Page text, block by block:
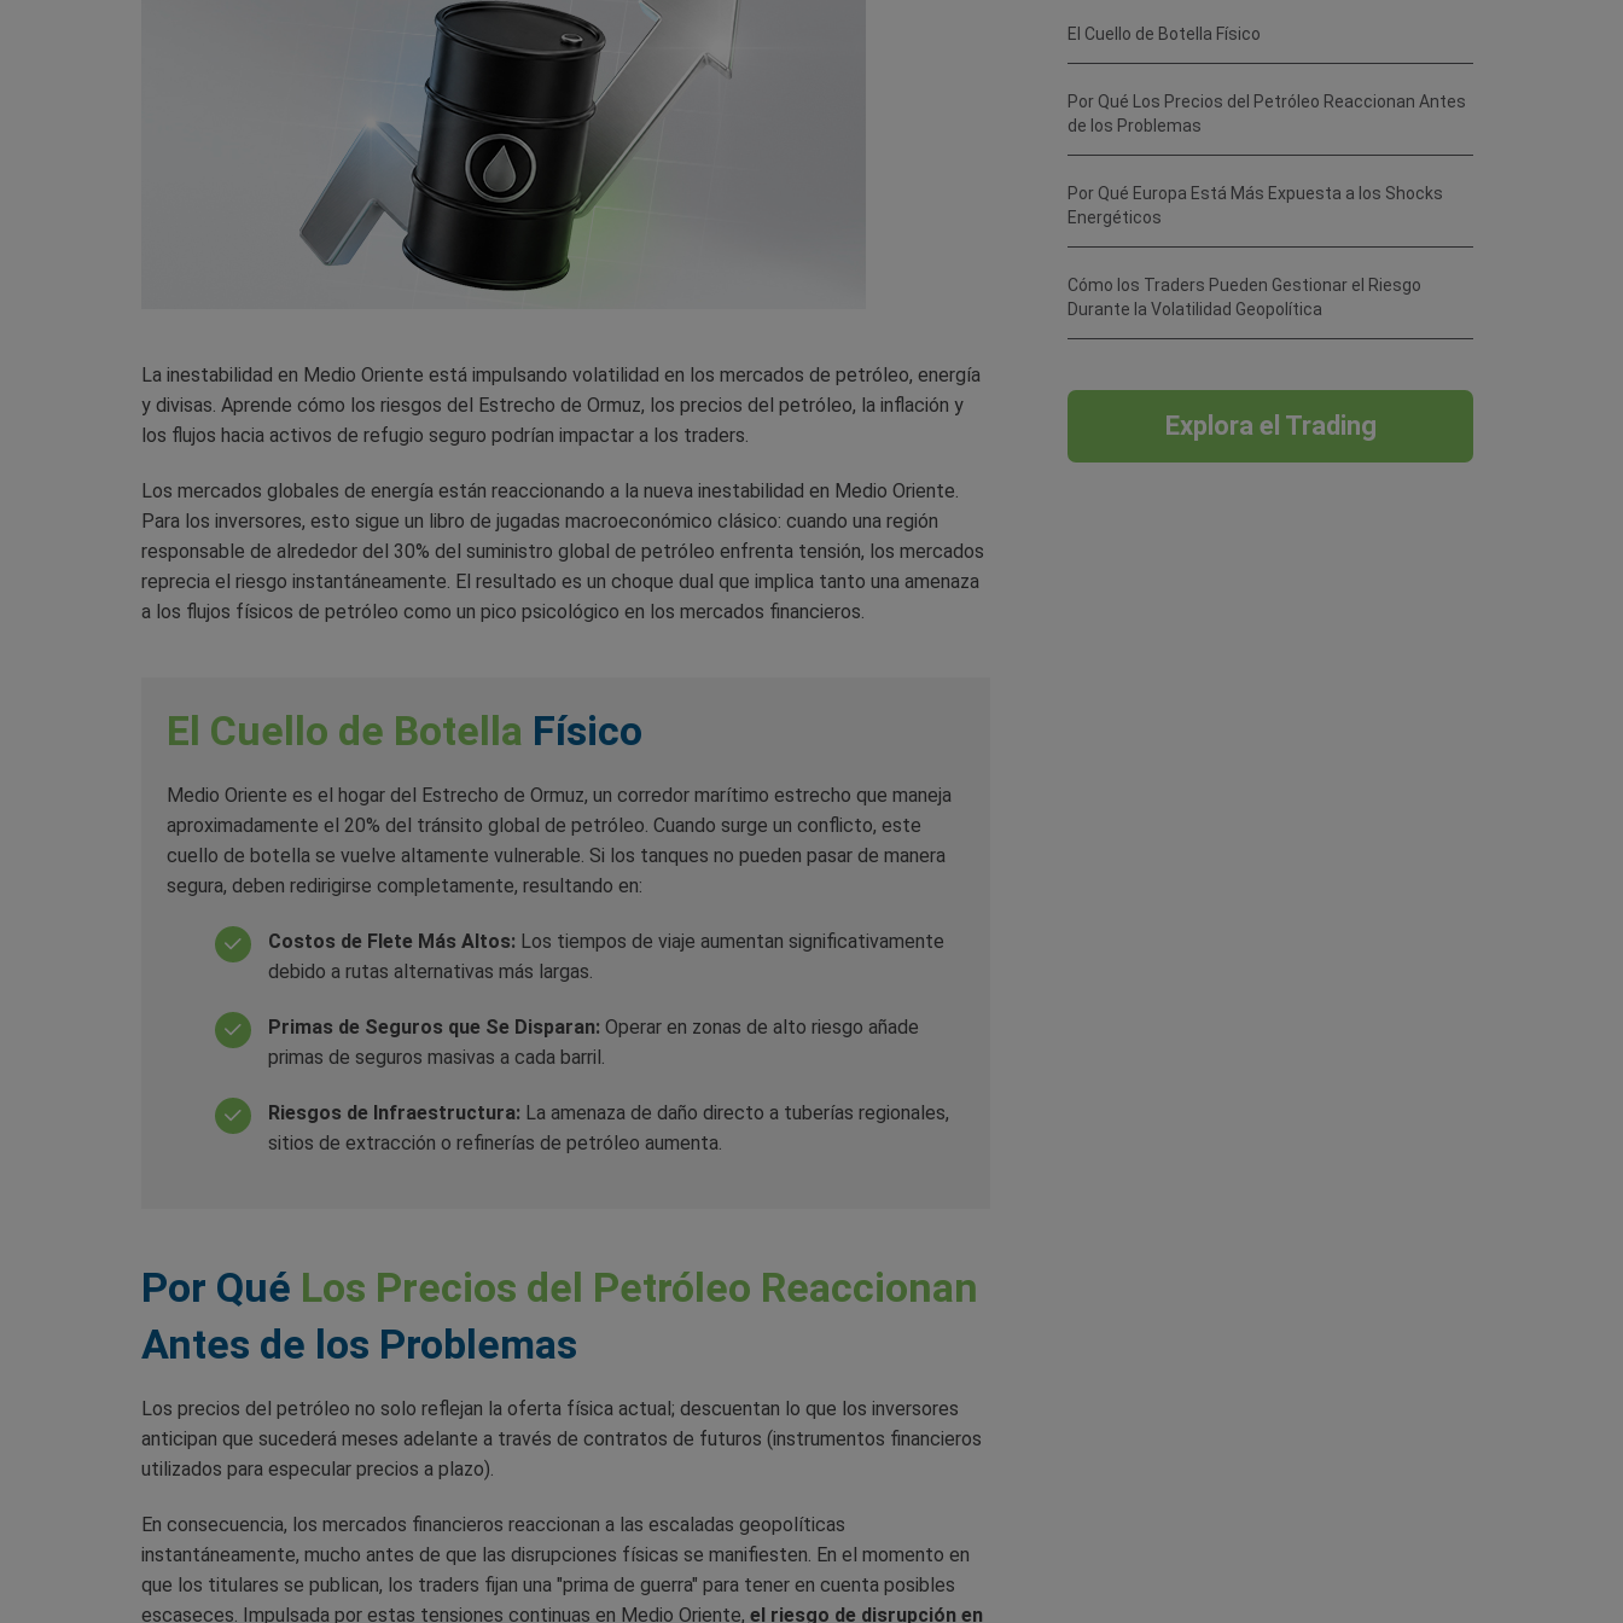
La inestabilidad en Medio Oriente está impulsando volatilidad en los mercados de petróleo, energía
y divisas. Aprende cómo los riesgos del Estrecho de Ormuz, los precios del petróleo, la inflación y
los flujos hacia activos de refugio seguro podrían impactar a los traders.
Los mercados globales de energía están reaccionando a la nueva inestabilidad en Medio Oriente.
Para los inversores, esto sigue un libro de jugadas macroeconómico clásico: cuando una región
responsable de alrededor del 30% del suministro global de petróleo enfrenta tensión, los mercados
reprecia el riesgo instantáneamente. El resultado es un choque dual que implica tanto una amenaza
a los flujos físicos de petróleo como un pico psicológico en los mercados financieros.
El Cuello de Botella Físico
Medio Oriente es el hogar del Estrecho de Ormuz, un corredor marítimo estrecho que maneja
aproximadamente el 20% del tránsito global de petróleo. Cuando surge un conflicto, este
cuello de botella se vuelve altamente vulnerable. Si los tanques no pueden pasar de manera
segura, deben redirigirse completamente, resultando en:
Costos de Flete Más Altos: Los tiempos de viaje aumentan significativamente
debido a rutas alternativas más largas.
Primas de Seguros que Se Disparan: Operar en zonas de alto riesgo añade
primas de seguros masivas a cada barril.
Riesgos de Infraestructura: La amenaza de daño directo a tuberías regionales,
sitios de extracción o refinerías de petróleo aumenta.
Por Qué Los Precios del Petróleo Reaccionan
Antes de los Problemas
Los precios del petróleo no solo reflejan la oferta física actual; descuentan lo que los inversores
anticipan que sucederá meses adelante a través de contratos de futuros (instrumentos financieros
utilizados para especular precios a plazo).
En consecuencia, los mercados financieros reaccionan a las escaladas geopolíticas
instantáneamente, mucho antes de que las disrupciones físicas se manifiesten. En el momento en
que los titulares se publican, los traders fijan una "prima de guerra" para tener en cuenta posibles
escaseces. Impulsada por estas tensiones continuas en Medio Oriente, el riesgo de disrupción en
El Cuello de Botella Físico
Por Qué Los Precios del Petróleo Reaccionan Antes
de los Problemas
Por Qué Europa Está Más Expuesta a los Shocks
Energéticos
Cómo los Traders Pueden Gestionar el Riesgo
Durante la Volatilidad Geopolítica
Explora el Trading